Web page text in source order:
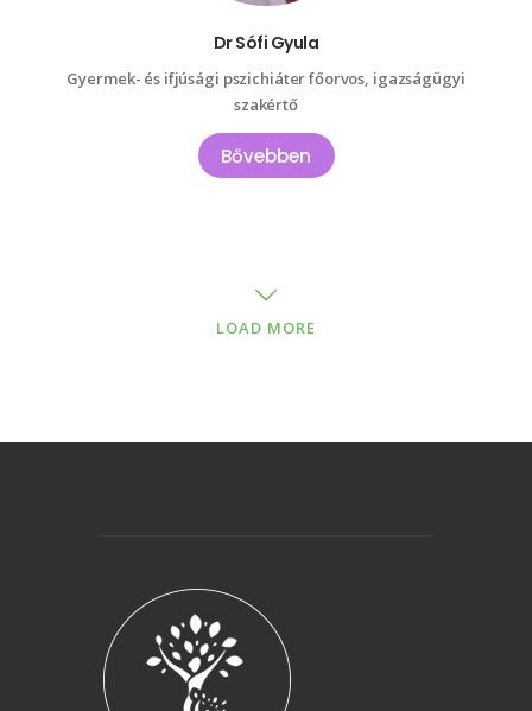
Dr Sófi Gyula
Gyermek- és ifjúsági pszichiáter főorvos, igazságügyi
szakértő
Bővebben
LOAD MORE